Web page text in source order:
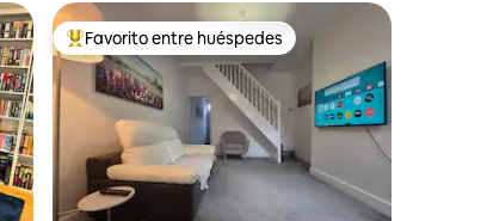
De los mejores en Favorito entre huéspedes
Favorito entre huéspedes